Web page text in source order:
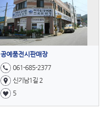
공예품전시판매장
061-685-2377
신기남1길 2
5